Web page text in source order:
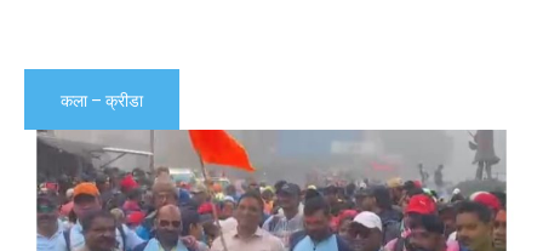
कला – क्रीडा